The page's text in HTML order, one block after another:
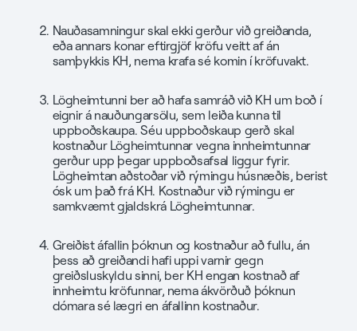
Nauðasamningur skal ekki gerður við greiðanda,
eða annars konar eftirgjöf kröfu veitt af án
samþykkis KH, nema krafa sé komin í kröfuvakt.
Lögheimtunni ber að hafa samráð við KH um boð í
eignir á nauðungarsölu, sem leiða kunna til
uppboðskaupa. Séu uppboðskaup gerð skal
kostnaður Lögheimtunnar vegna innheimtunnar
gerður upp þegar uppboðsafsal liggur fyrir.
Lögheimtan aðstoðar við rýmingu húsnæðis, berist
ósk um það frá KH. Kostnaður við rýmingu er
samkvæmt gjaldskrá Lögheimtunnar.
Greiðist áfallin þóknun og kostnaður að fullu, án
þess að greiðandi hafi uppi varnir gegn
greiðsluskyldu sinni, ber KH engan kostnað af
innheimtu kröfunnar, nema ákvörðuð þóknun
dómara sé lægri en áfallinn kostnaður.